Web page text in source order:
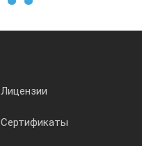
Лицензии
Сертификаты